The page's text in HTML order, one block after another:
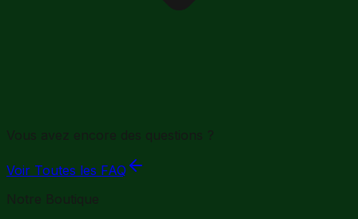
Vous avez encore des questions ?
Voir Toutes les FAQ
Notre Boutique